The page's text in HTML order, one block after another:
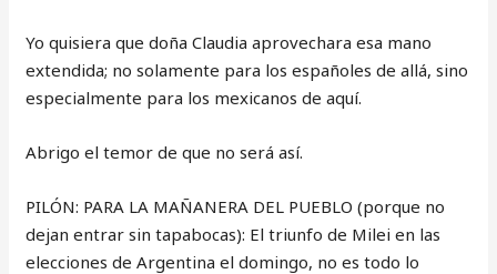
Yo quisiera que doña Claudia aprovechara esa mano
extendida; no solamente para los españoles de allá, sino
especialmente para los mexicanos de aquí.
Abrigo el temor de que no será así.
PILÓN: PARA LA MAÑANERA DEL PUEBLO (porque no
dejan entrar sin tapabocas): El triunfo de Milei en las
elecciones de Argentina el domingo, no es todo lo